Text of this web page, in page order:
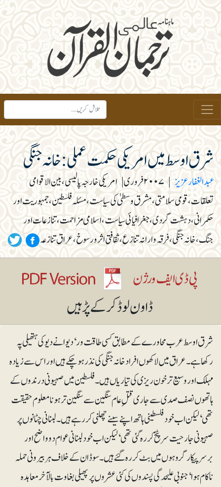
شرق اوسط میں امریکی حکمت عملی: خانہ جنگی
عبد الغفار عزیز | ۲۰۰۷فروری | امریکی خارجہ پالیسی، بین الاقوامی
تعلقات، قومی سلامتی، مشرق وسطیٰ کی سیاست، مسئلہ فلسطین، جمہوریت اور
حکمرانی، دہشت گردی، جغرافیائی سیاست، اسلامی مزاحمت، تنازعات اور
جنگ، خانہ جنگی، فرقہ وارانہ تنازع، ثقافتی اثر و رسوخ، عراق تنازعہ
شرق اوسط عرب محاورے کے مطابق کسی طاقت ور‘ دیوانے دیو کی ہتھیلی پہ
رکھا ہے۔ عراق میں لاکھوں افراد خانہ جنگی کی نذر ہوچکے ہیں اور اس سے زیادہ
مہلک اور وسیع تر خون ریزی کی تیاریاں ہیں۔ فلسطین میں صہیونی درندوں کے
ہاتھوں نصف صدی سے جاری قتلِ عام سنگین سے سنگین تر ہو نامعلوم حقیقت
تھی‘ لیکن اب خود فلسطینی ہاتھ اپنے سینے چھلنی کر رہے ہیں۔ لبنانی چٹانوں پر
صہیونی جارحیت سر پٹخ کر رہ گئی تھی‘ لیکن اب خود لبنانی عوام دو واضح اور
برسرپیکار گروہوں میں بٹ کر رہ گئے ہیں۔ سوڈان کے خلاف ہر بیرونی حملہ
ناکام ہوا‘ جنوبی علیحدگی پسندوں کی کئی عشروں پر پھیلی بغاوت بالآخر معاہدہ